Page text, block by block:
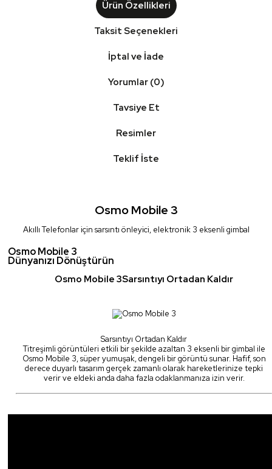
Ürün Özellikleri
Taksit Seçenekleri
İptal ve İade
Yorumlar (0)
Tavsiye Et
Resimler
Teklif İste
Osmo Mobile 3
Akıllı Telefonlar için sarsıntı önleyici, elektronik 3 eksenli gimbal
Osmo Mobile 3
Dünyanızı Dönüştürün
Osmo Mobile 3Sarsıntıyı Ortadan Kaldır
Sarsıntıyı Ortadan Kaldır
Titreşimli görüntüleri etkili bir şekilde azaltan 3 eksenli bir gimbal ile
Osmo Mobile 3, süper yumuşak, dengeli bir görüntü sunar. Hafif, son
derece duyarlı tasarım gerçek zamanlı olarak hareketlerinize tepki
verir ve eldeki anda daha fazla odaklanmanıza izin verir.